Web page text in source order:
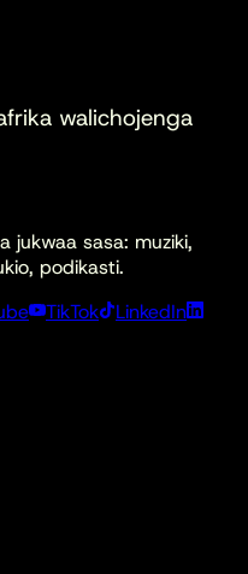
walichojenga
jukwaa sasa: muziki,
podikasti.
TikTok
LinkedIn